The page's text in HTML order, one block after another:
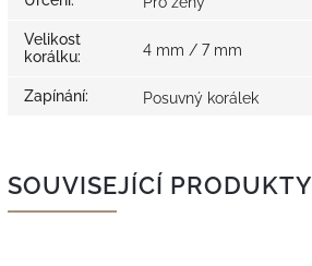
Velikost
korálku: 4 mm / 7 mm
Zapínání: Posuvný korálek
SOUVISEJÍCÍ PRODUKTY